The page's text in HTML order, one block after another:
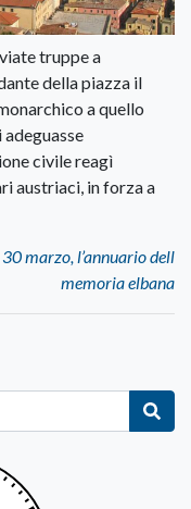
truppe a
della piazza il
a quello
civile reagì
austriaci, in forza a
marzo, l’annuario dell
memoria elbana